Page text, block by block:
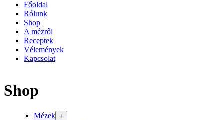
Főoldal
Rólunk
Shop
A mézről
Receptek
Vélemények
Kapcsolat
Shop
Mézek +